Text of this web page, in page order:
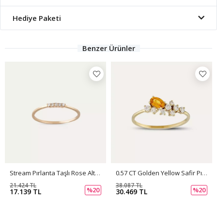
Hediye Paketi
Benzer Ürünler
Stream Pırlanta Taşlı Rose Altın Yüzük
17.139 TL
21.424 TL
%20
0.57 CT Golden Yellow Safir Pırlanta Taşlı Sarı Altın Yüzük
30.469 TL
38.087 TL
%20